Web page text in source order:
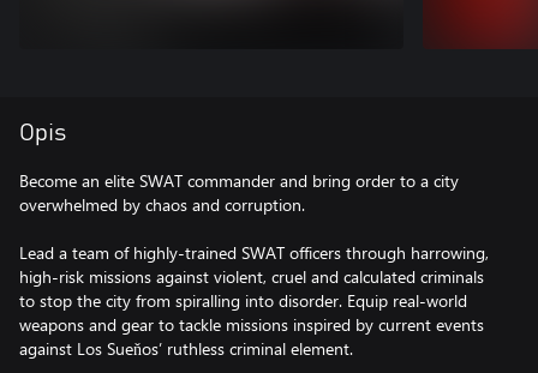
Opis
Become an elite SWAT commander and bring order to a city
overwhelmed by chaos and corruption.
Lead a team of highly-trained SWAT officers through harrowing,
high-risk missions against violent, cruel and calculated criminals
to stop the city from spiralling into disorder. Equip real-world
weapons and gear to tackle missions inspired by current events
against Los Sueňos’ ruthless criminal element.